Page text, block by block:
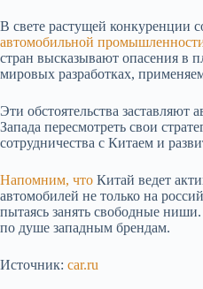
В свете растущей конкуренции
автомобильной
стран высказывают опасения в
мировых разработках,
Эти обстоятельства
Запада пересмотреть свои
сотрудничества с Китаем и
Напомним, что Китай ведет
автомобилей не только на
пытаясь занять свободные
по душе западным брендам.
Источник: car.ru